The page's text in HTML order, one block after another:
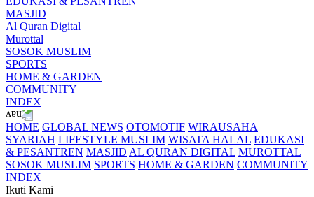
MASJID
Al Quran Digital
Murottal
SOSOK MUSLIM
SPORTS
HOME & GARDEN
COMMUNITY
INDEX
HOME GLOBAL NEWS OTOMOTIF WIRAUSAHA
SYARIAH LIFESTYLE MUSLIM WISATA HALAL EDUKASI
& PESANTREN MASJID AL QURAN DIGITAL MUROTTAL
SOSOK MUSLIM SPORTS HOME & GARDEN COMMUNITY
INDEX
Ikuti Kami